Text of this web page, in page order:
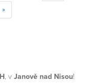
»
, v Janově nad Nisou!